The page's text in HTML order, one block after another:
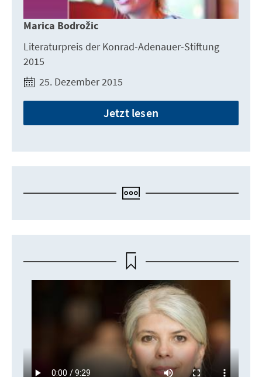
Marica Bodrožic
Literaturpreis der Konrad-Adenauer-Stiftung
2015
25. Dezember 2015
Jetzt lesen